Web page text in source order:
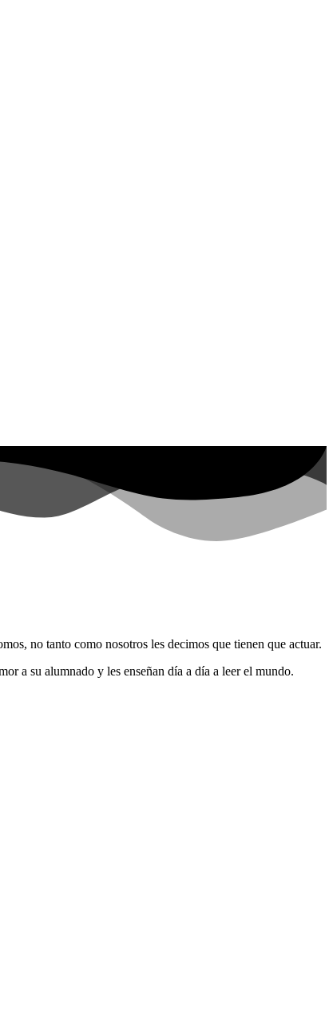
no tanto como nosotros les decimos que tienen que actuar.
a su alumnado y les enseñan día a día a leer el mundo.